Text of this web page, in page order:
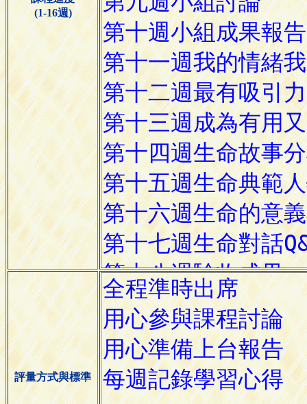
(1-16週)
評量方式與標準